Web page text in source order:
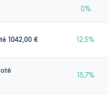
0%
1042,00 € 12,5%
15,7%